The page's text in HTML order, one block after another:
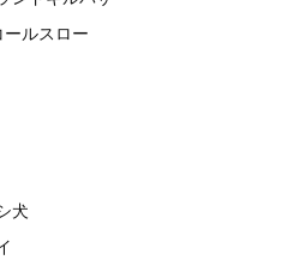
ールスロー
犬